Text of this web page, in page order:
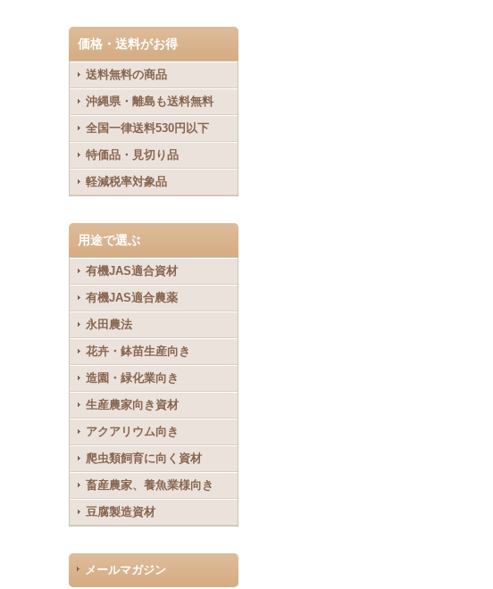
価格・送料がお得
送料無料の商品
沖縄県・離島も送料無料
全国一律送料530円以下
特価品・見切り品
軽減税率対象品
用途で選ぶ
有機JAS適合資材
有機JAS適合農薬
永田農法
花卉・鉢苗生産向き
造園・緑化業向き
生産農家向き資材
アクアリウム向き
爬虫類飼育に向く資材
畜産農家、養魚業様向き
豆腐製造資材
メールマガジン